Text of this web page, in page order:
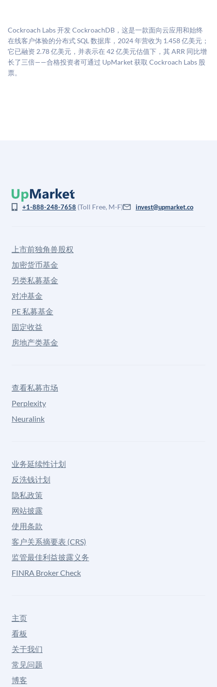
司可比倍数应用私有公司折扣，以反映流动性不足和信
息不对称。此估值不构成投资建议，可能与实际交易价
格存在重大差异。
Cockroach Labs 开发 CockroachDB，这是一款面向云应用和始终
在线客户体验的分布式 SQL 数据库，2024 年营收为 1.458 亿美元；
它已融资 2.78 亿美元，并表示在 42 亿美元估值下，其 ARR 同比增
长了三倍——合格投资者可通过 UpMarket 获取 Cockroach Labs 股
票。
+1-888-248-7658 (Toll Free, M-F) invest@upmarket.co
上市前独角兽股权
加密货币基金
另类私募基金
对冲基金
PE 私募基金
固定收益
房地产类基金
查看私募市场
Perplexity
Neuralink
业务延续性计划
反洗钱计划
隐私政策
网站披露
使用条款
客户关系摘要表 (CRS)
监管最佳利益披露义务
FINRA Broker Check
主页
看板
关于我们
常见问题
博客